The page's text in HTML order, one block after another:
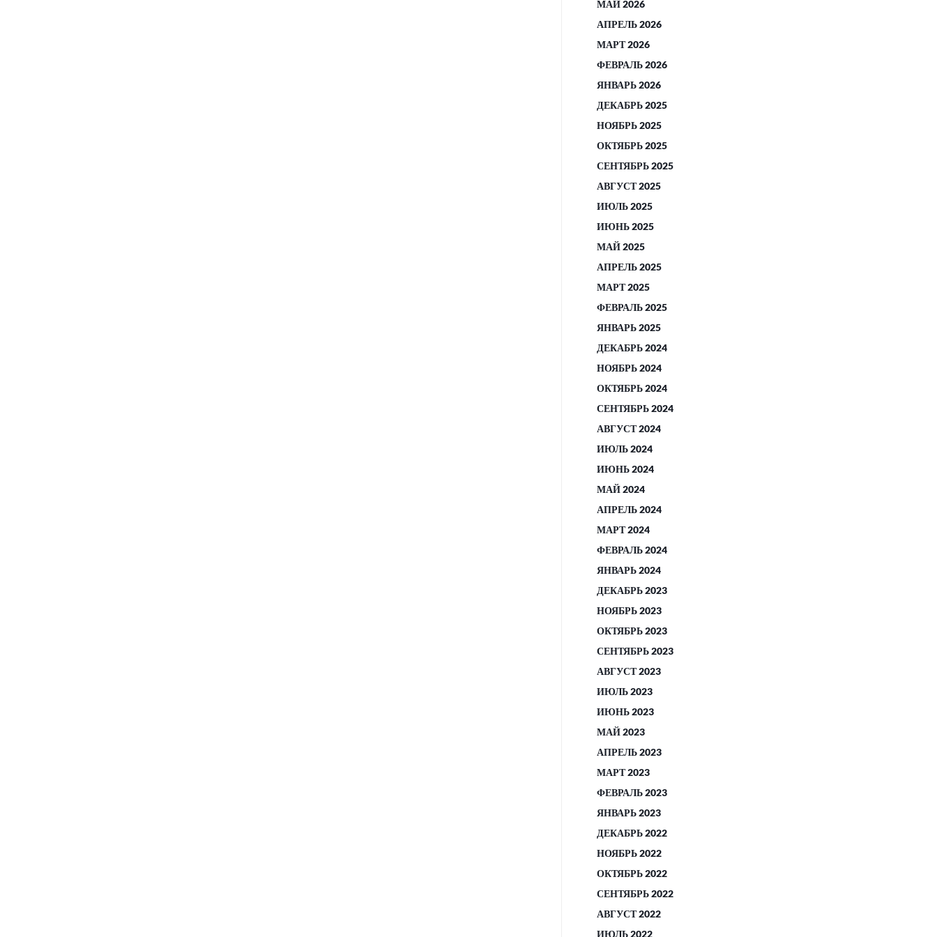
МАЙ 2026
АПРЕЛЬ 2026
МАРТ 2026
ФЕВРАЛЬ 2026
ЯНВАРЬ 2026
ДЕКАБРЬ 2025
НОЯБРЬ 2025
ОКТЯБРЬ 2025
СЕНТЯБРЬ 2025
АВГУСТ 2025
ИЮЛЬ 2025
ИЮНЬ 2025
МАЙ 2025
АПРЕЛЬ 2025
МАРТ 2025
ФЕВРАЛЬ 2025
ЯНВАРЬ 2025
ДЕКАБРЬ 2024
НОЯБРЬ 2024
ОКТЯБРЬ 2024
СЕНТЯБРЬ 2024
АВГУСТ 2024
ИЮЛЬ 2024
ИЮНЬ 2024
МАЙ 2024
АПРЕЛЬ 2024
МАРТ 2024
ФЕВРАЛЬ 2024
ЯНВАРЬ 2024
ДЕКАБРЬ 2023
НОЯБРЬ 2023
ОКТЯБРЬ 2023
СЕНТЯБРЬ 2023
АВГУСТ 2023
ИЮЛЬ 2023
ИЮНЬ 2023
МАЙ 2023
АПРЕЛЬ 2023
МАРТ 2023
ФЕВРАЛЬ 2023
ЯНВАРЬ 2023
ДЕКАБРЬ 2022
НОЯБРЬ 2022
ОКТЯБРЬ 2022
СЕНТЯБРЬ 2022
АВГУСТ 2022
ИЮЛЬ 2022